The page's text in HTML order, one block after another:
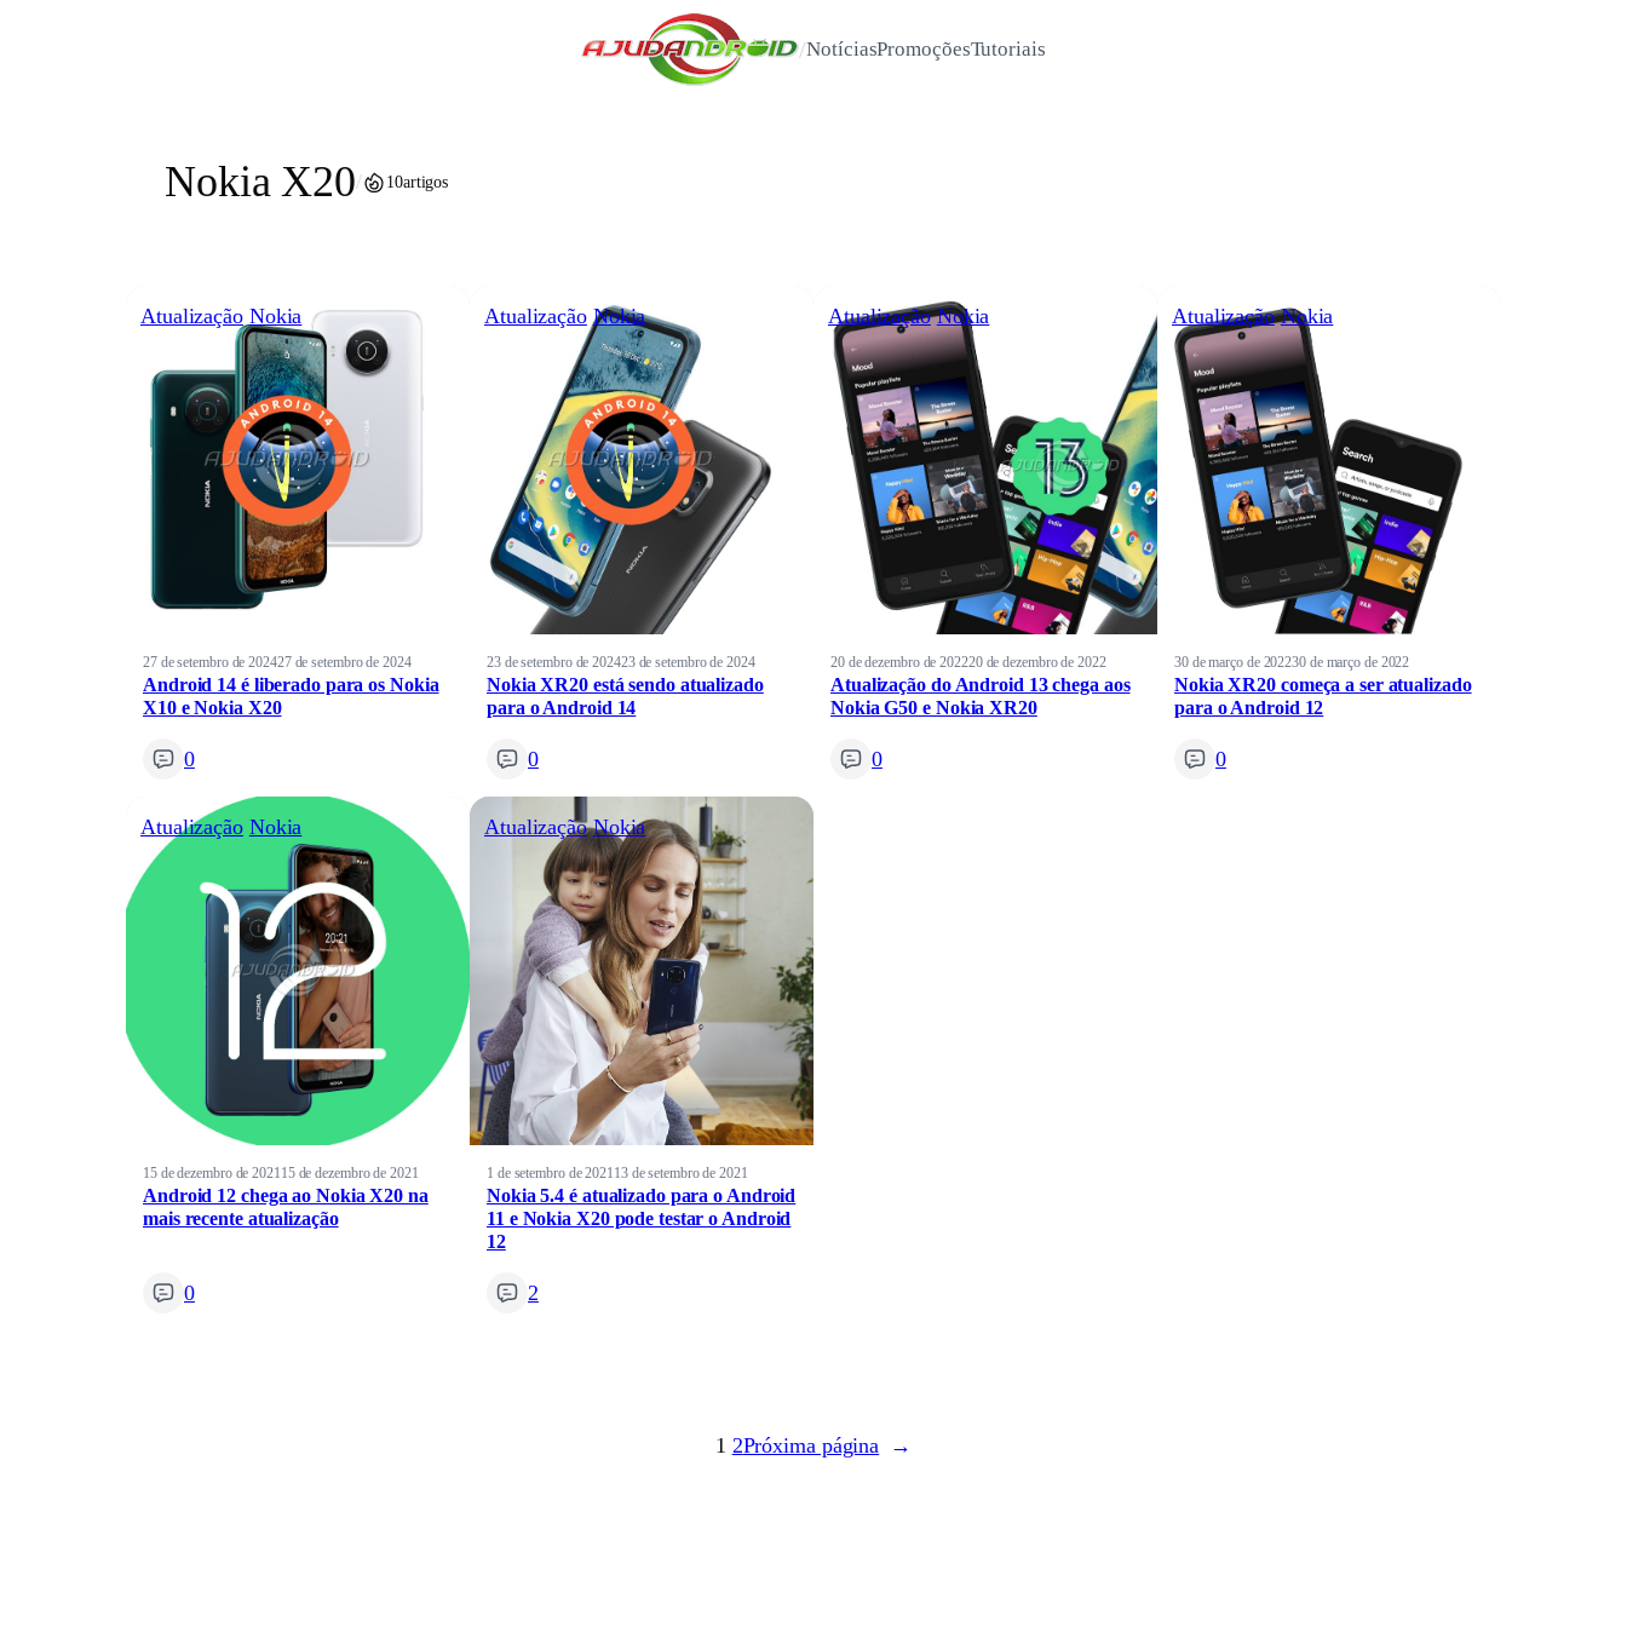
/NotíciasPromoçõesTutoriais
Nokia X20/ 10artigos
Atualização Nokia
27 de setembro de 202427 de setembro de 2024
Android 14 é liberado para os Nokia
X10 e Nokia X20
0
Atualização Nokia
23 de setembro de 202423 de setembro de 2024
Nokia XR20 está sendo atualizado
para o Android 14
0
Atualização Nokia
20 de dezembro de 202220 de dezembro de 2022
Atualização do Android 13 chega aos
Nokia G50 e Nokia XR20
0
Atualização Nokia
30 de março de 202230 de março de 2022
Nokia XR20 começa a ser atualizado
para o Android 12
0
Atualização Nokia
15 de dezembro de 202115 de dezembro de 2021
Android 12 chega ao Nokia X20 na
mais recente atualização
0
Atualização Nokia
1 de setembro de 202113 de setembro de 2021
Nokia 5.4 é atualizado para o Android
11 e Nokia X20 pode testar o Android
12
2
1 2Próxima página →